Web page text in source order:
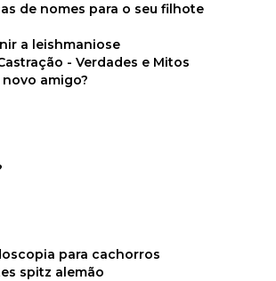
de nomes para o seu filhote
a leishmaniose
Castração - Verdades e Mitos
novo amigo?
para cachorros
spitz alemão